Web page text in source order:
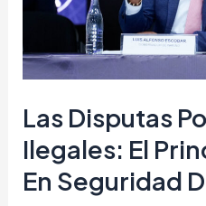
Las Disputas
Ilegales: El
En Seguridad
principal
desafío
en
de
Nariño